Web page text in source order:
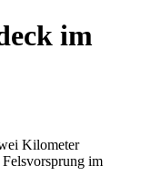
im
Kilometer
im